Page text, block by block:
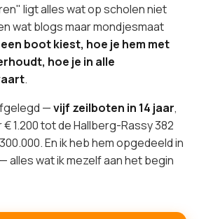
ligt alles wat op scholen niet
wat blogs maar mondjesmaat
boot kiest, hoe je hem met
hoe je in alle
.
—vijf zeilboten in 14 jaar,
1.200 tot de Hallberg-Rassy 382
En ik heb hem opgedeeld in
— alles wat ik mezelf aan het begin